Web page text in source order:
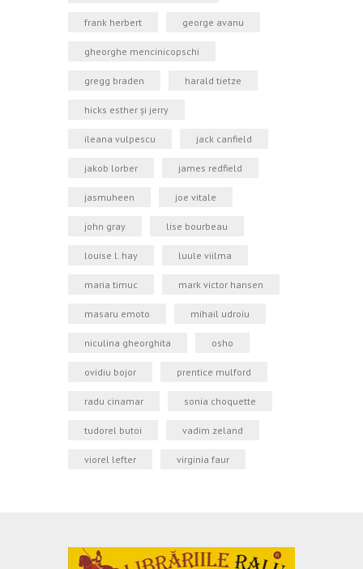
frank herbert george avanu
gheorghe mencinicopschi
gregg braden harald tietze
hicks esther şi jerry
ileana vulpescu jack canfield
jakob lorber james redfield
jasmuheen joe vitale
john gray lise bourbeau
louise l. hay luule viilma
maria timuc mark victor hansen
masaru emoto mihail udroiu
niculina gheorghita osho
ovidiu bojor prentice mulford
radu cinamar sonia choquette
tudorel butoi vadim zeland
viorel lefter virginia faur